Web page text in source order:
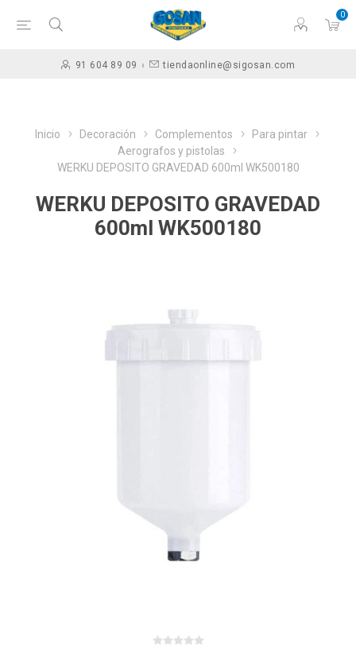
0
91 604 89 09 tiendaonline@sigosan.com
Inicio Decoración Complementos
Para pintar
Aerografos y pistolas
WERKU DEPOSITO GRAVEDAD 600ml WK500180
WERKU DEPOSITO GRAVEDAD
600ml WK500180